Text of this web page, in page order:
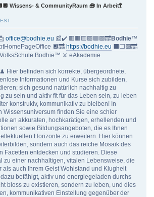
Wissens- & CommunityRaum 🧰 In Arbeit🚏
office@bodhie.eu 📰✔️ 🟥🟧🟨🟩🟦🟪🔜Bodhie™
🔲🔜 https://bodhie.eu ⬛️⬜️🟪🔜
Bodhie™ ⚔ eAkademie
Hier befinden sich korrekte, übergeordnete,
Informationen und Kurse sich zubilden,
sich gesund natürlich nachhaltig zu
zu sein und aktiv fit für das Leben sein, zu leben
konstrukiv, kommunikativ zu bleiben! In
Wissensuniversum finden Sie eine schier
an akkuraten, hochkarätigen, erhellenden und
sowie Bildungsangeboten, die es Ihnen
Horizonte zu erweitern. Hier können
sondern auch das reiche Mosaik des
Facetten entdecken und studieren. Diese
zu einer nachhaltigen, vitalen Lebensweise, die
als auch Ihrem Geist Wohlstand und Klugheit
befähigt, aktiv und energiegeladen durchs
bloss zu existieren, sondern zu leben, und dies
kommunikativen Einstellung gegenüber der